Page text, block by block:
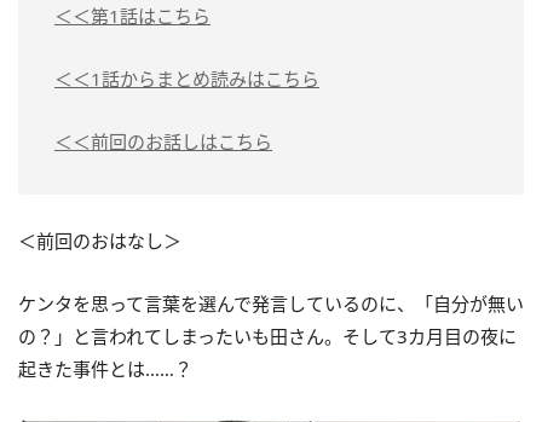
＜＜第1話はこちら
＜＜1話からまとめ読みはこちら
＜＜前回のお話しはこちら
＜前回のおはなし＞
ケンタを思って言葉を選んで発言しているのに、「自分が無い
の？」と言われてしまったいも田さん。そして3カ月目の夜に
起きた事件とは……？